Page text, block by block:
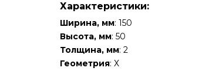
Характеристики:
Ширина, мм: 150
Высота, мм: 50
Толщина, мм: 2
Геометрия: Х